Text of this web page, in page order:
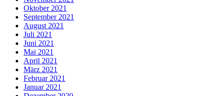
Oktober 2021
September 2021
August 2021
Juli 2021
Juni 2021
Mai 2021
April 2021
März 2021
Februar 2021
Januar 2021